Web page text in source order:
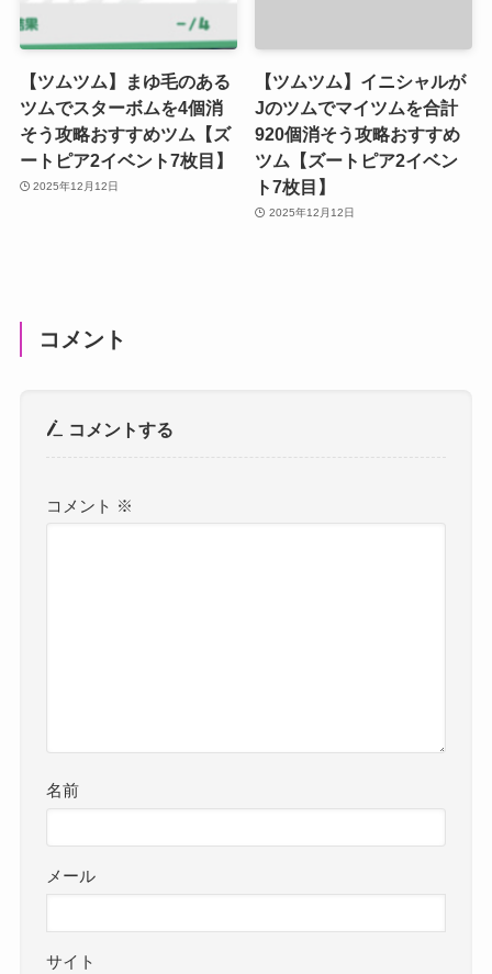
【ツムツム】まゆ毛のある
ツムでスターボムを4個消
そう攻略おすすめツム【ズ
ートピア2イベント7枚目】
2025年12月12日
【ツムツム】イニシャルが
Jのツムでマイツムを合計
920個消そう攻略おすすめ
ツム【ズートピア2イベン
ト7枚目】
2025年12月12日
コメント
コメントする
コメント ※
名前
メール
サイト